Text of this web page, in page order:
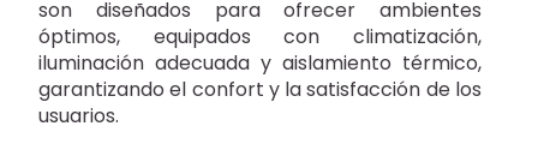
son diseñados para ofrecer ambientes
óptimos, equipados con climatización,
iluminación adecuada y aislamiento térmico,
garantizando el confort y la satisfacción de los
usuarios.